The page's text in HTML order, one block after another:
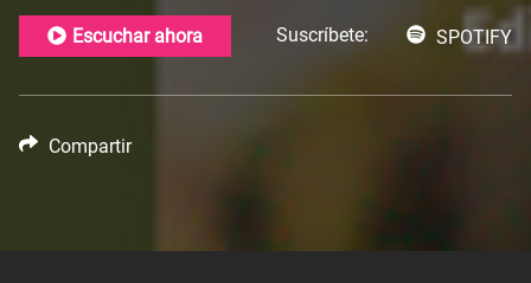
Escuchar ahora Suscríbete: SPOTIFY
Compartir